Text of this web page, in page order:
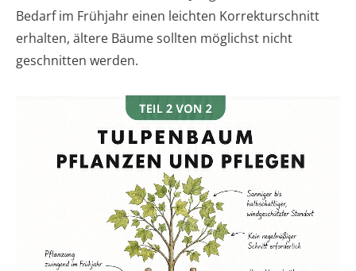
Bedarf im Frühjahr einen leichten Korrekturschnitt
erhalten, ältere Bäume sollten möglichst nicht
geschnitten werden.